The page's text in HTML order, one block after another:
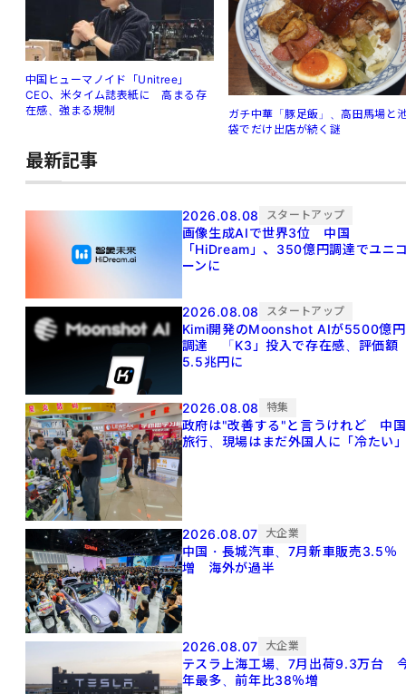
中国ヒューマノイド「Unitree」
CEO、米タイム誌表紙に 高まる存
在感、強まる規制
ガチ中華「豚足飯」、高田馬場と
袋でだけ出店が続く謎
最新記事
2026.08.08 スタートアップ
画像生成AIで世界3位 中国
「HiDream」、350億円調達でユニ
ーンに
2026.08.08 スタートアップ
Kimi開発のMoonshot AIが5500億円
調達 「K3」投入で存在感、評価額
5.5兆円に
2026.08.08 特集
政府は"改善する"と言うけれど 中国
旅行、現場はまだ外国人に「冷たい
2026.08.07 大企業
中国・長城汽車、7月新車販売3.5％
増 海外が過半
2026.08.07 大企業
テスラ上海工場、7月出荷9.3万台
年最多、前年比38％増